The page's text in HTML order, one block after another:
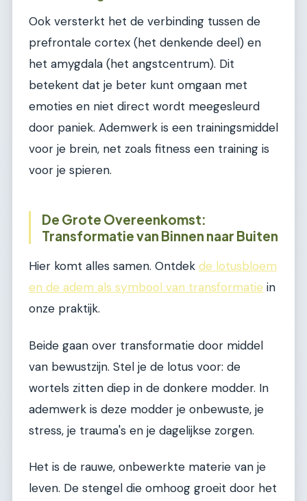
Ook versterkt het de verbinding tussen de
prefrontale cortex (het denkende deel) en
het amygdala (het angstcentrum). Dit
betekent dat je beter kunt omgaan met
emoties en niet direct wordt meegesleurd
door paniek. Ademwerk is een trainingsmiddel
voor je brein, net zoals fitness een training is
voor je spieren.
De Grote Overeenkomst:
Transformatie van Binnen naar Buiten
Hier komt alles samen. Ontdek de lotusbloem
en de adem als symbool van transformatie in
onze praktijk.
Beide gaan over transformatie door middel
van bewustzijn. Stel je de lotus voor: de
wortels zitten diep in de donkere modder. In
ademwerk is deze modder je onbewuste, je
stress, je trauma's en je dagelijkse zorgen.
Het is de rauwe, onbewerkte materie van je
leven. De stengel die omhoog groeit door het